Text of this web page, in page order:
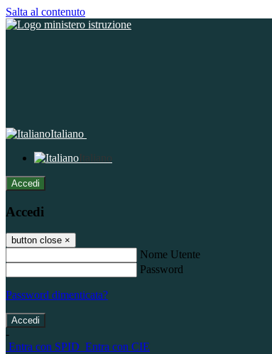
Salta al contenuto
Italiano
Italiano
Accedi
Accedi
button close ×
Nome Utente
Password
Password dimenticata?
-
Entra con SPID Entra con CIE